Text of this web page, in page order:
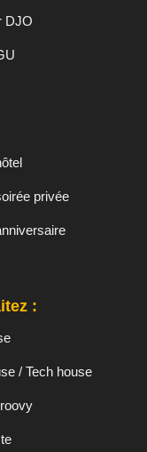
DJO
privée
:
/ Tech house